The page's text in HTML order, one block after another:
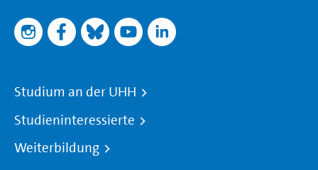
Studium an der UHH
Studieninteressierte
Weiterbildung